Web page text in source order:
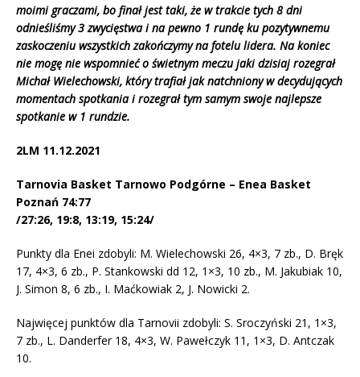
moimi graczami, bo finał jest taki, że w trakcie tych 8 dni
odnieśliśmy 3 zwycięstwa i na pewno 1 rundę ku pozytywnemu
zaskoczeniu wszystkich zakończymy na fotelu lidera. Na koniec
nie mogę nie wspomnieć o świetnym meczu jaki dzisiaj rozegrał
Michał Wielechowski, który trafiał jak natchniony w decydujących
momentach spotkania i rozegrał tym samym swoje najlepsze
spotkanie w 1 rundzie.
2LM 11.12.2021
Tarnovia Basket Tarnowo Podgórne – Enea Basket
Poznań 74:77
/27:26, 19:8, 13:19, 15:24/
Punkty dla Enei zdobyli: M. Wielechowski 26, 4×3, 7 zb., D. Bręk
17, 4×3, 6 zb., P. Stankowski dd 12, 1×3, 10 zb., M. Jakubiak 10,
J. Simon 8, 6 zb., I. Maćkowiak 2, J. Nowicki 2.
Najwięcej punktów dla Tarnovii zdobyli: S. Sroczyński 21, 1×3,
7 zb., L. Danderfer 18, 4×3, W. Pawełczyk 11, 1×3, D. Antczak
10.